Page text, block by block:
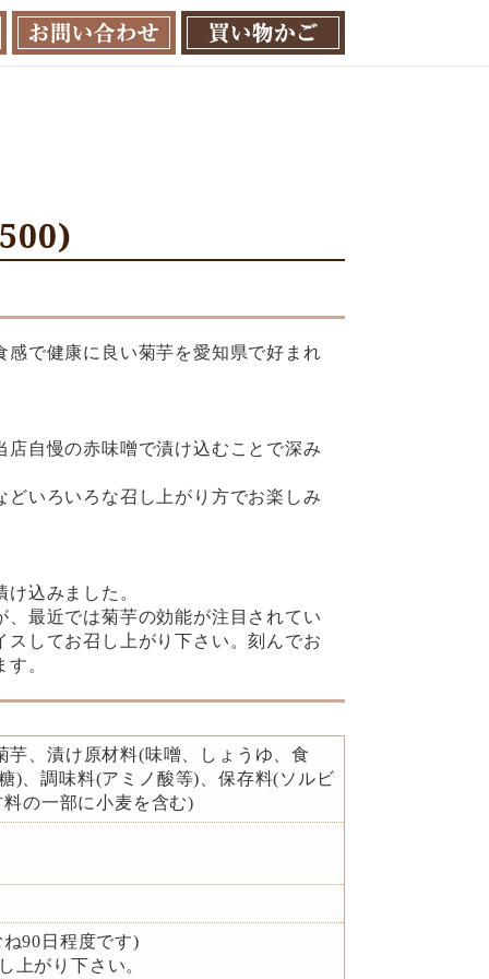
感で健康に良い菊芋を愛知県で好まれ
自慢の赤味噌で漬け込むことで深み
いろいろな召し上がり方でお楽しみ
込みました。
最近では菊芋の効能が注目されてい
スしてお召し上がり下さい。刻んでお
。
芋、漬け原材料(味噌、しょうゆ、食
)、調味料(アミノ酸等)、保存料(ソルビ
の一部に小麦を含む)
90日程度です)
上がり下さい。